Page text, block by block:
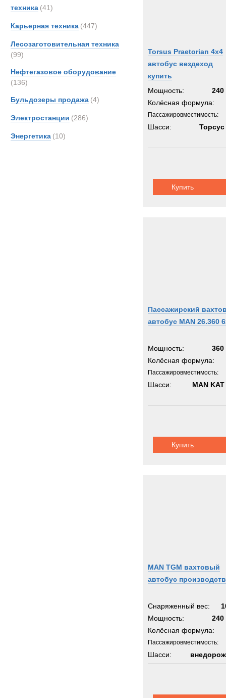
техника (41)
Карьерная техника (447)
Лесозаготовительная техника
(99)
Нефтегазовое оборудование
(136)
Бульдозеры продажа (4)
Электростанции (286)
Энергетика (10)
Torsus Praetorian 4x4
автобус вездеход
купить
Мощность:
240
Колёсная формула:
Пассажировместимость:
Шасси: Торсус
Купить
Пассажирский
автобус MAN 26.360
Мощность:
360
Колёсная формула:
Пассажировместимость:
Шасси: MAN
Купить
MAN TGM вахтовый
автобус
Снаряженный вес:
Мощность:
240
Колёсная формула:
Пассажировместимость:
Шасси: